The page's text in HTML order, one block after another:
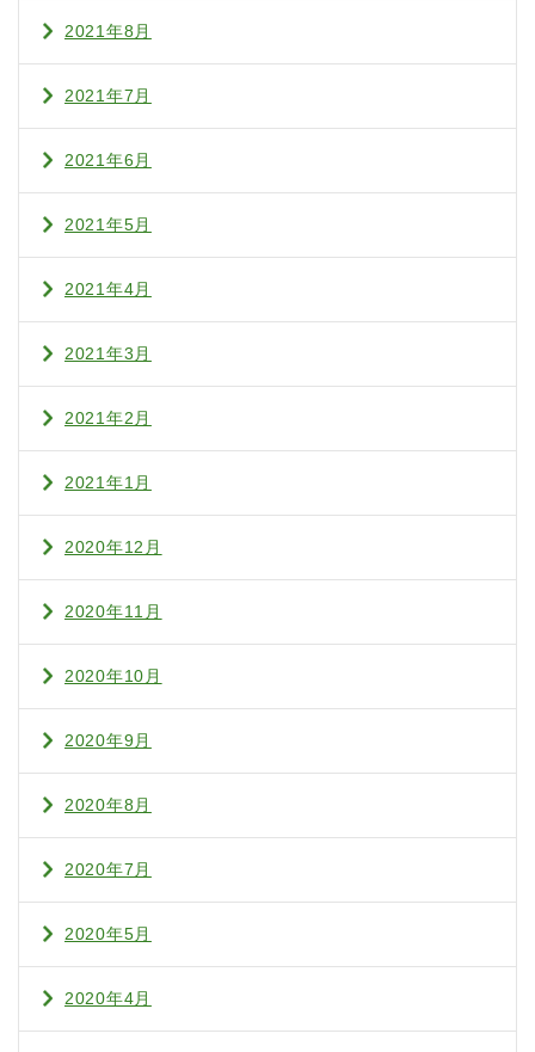
2021年8月
2021年7月
2021年6月
2021年5月
2021年4月
2021年3月
2021年2月
2021年1月
2020年12月
2020年11月
2020年10月
2020年9月
2020年8月
2020年7月
2020年5月
2020年4月